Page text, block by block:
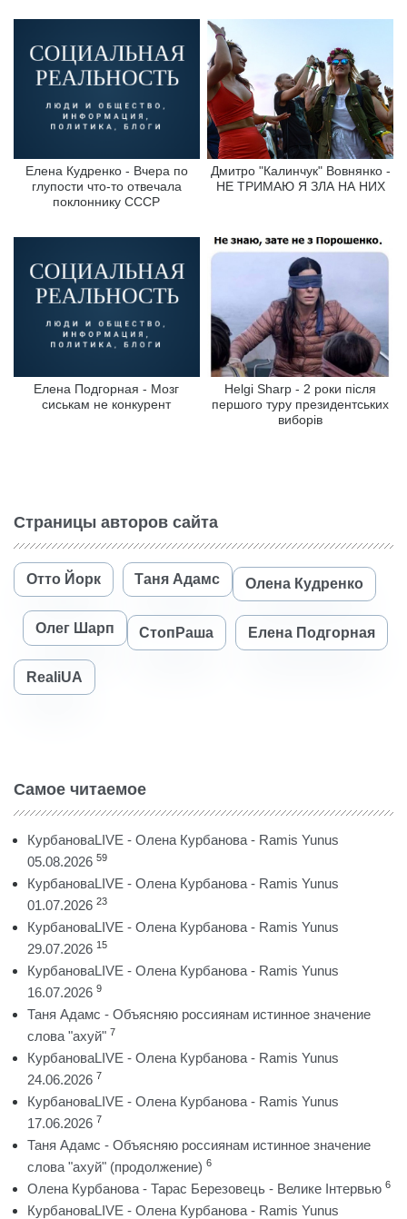
Елена Кудренко - Вчера по
глупости что-то отвечала
поклоннику СССР
Дмитро "Калинчук" Вовнянко -
НЕ ТРИМАЮ Я ЗЛА НА НИХ
Елена Подгорная - Мозг
сиськам не конкурент
Helgi Sharp - 2 роки після
першого туру президентських
виборів
Страницы авторов сайта
Отто Йорк Таня Адамс Олена Кудренко
Олег Шарп СтопРаша Елена Подгорная
RealiUA
Самое читаемое
КурбановаLIVE - Олена Курбанова - Ramis Yunus
05.08.2026 59
КурбановаLIVE - Олена Курбанова - Ramis Yunus
01.07.2026 23
КурбановаLIVE - Олена Курбанова - Ramis Yunus
29.07.2026 15
КурбановаLIVE - Олена Курбанова - Ramis Yunus
16.07.2026 9
Таня Адамс - Объясняю россиянам истинное значение
слова "ахуй" 7
КурбановаLIVE - Олена Курбанова - Ramis Yunus
24.06.2026 7
КурбановаLIVE - Олена Курбанова - Ramis Yunus
17.06.2026 7
Таня Адамс - Объясняю россиянам истинное значение
слова "ахуй" (продолжение) 6
Олена Курбанова - Тарас Березовець - Велике Інтервью 6
КурбановаLIVE - Олена Курбанова - Ramis Yunus